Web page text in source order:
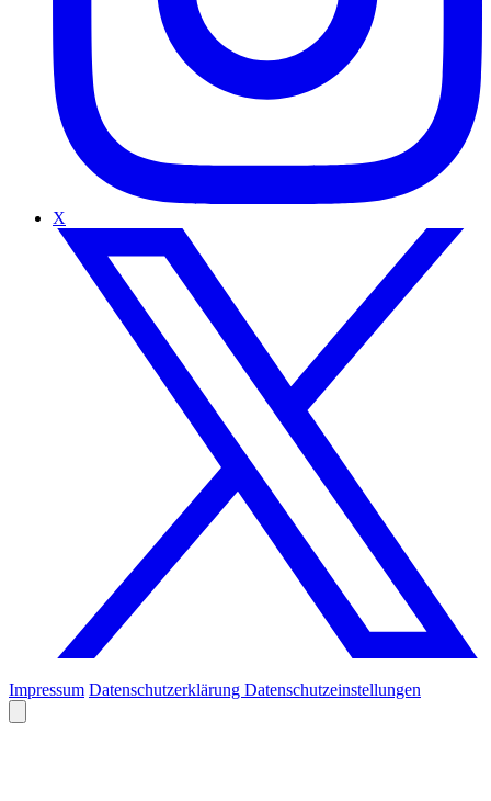
X
Impressum Datenschutzerklärung Datenschutzeinstellungen